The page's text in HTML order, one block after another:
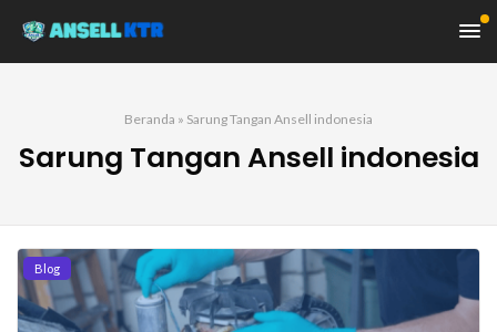
Beranda » Sarung Tangan Ansell indonesia
Sarung Tangan Ansell indonesia
Blog